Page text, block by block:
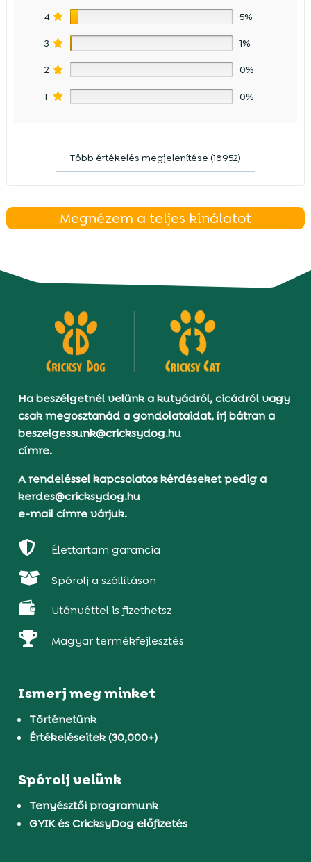
4 5%
3 1%
2 0%
1 0%
Több értékelés megjelenítése (18952)
Megnézem a teljes kínálatot
Ha beszélgetnél velünk a kutyádról, cicádról vagy
csak megosztanád a gondolataidat, írj bátran a
beszelgessunk@cricksydog.hu
címre.
A rendeléssel kapcsolatos kérdéseket pedig a
kerdes@cricksydog.hu
e-mail címre várjuk.
 Élettartam garancia
 Spórolj a szállításon
 Utánvéttel is fizethetsz
 Magyar termékfejlesztés
Ismerj meg minket
Történetünk
Értékeléseitek (30,000+)
Spórolj velünk
Tenyésztői programunk
GYIK és CricksyDog előfizetés